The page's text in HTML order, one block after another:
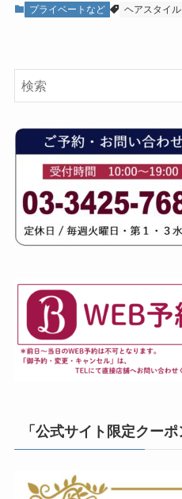
プライベートなど ヘアスタイル
「公式サイト限定クーポ